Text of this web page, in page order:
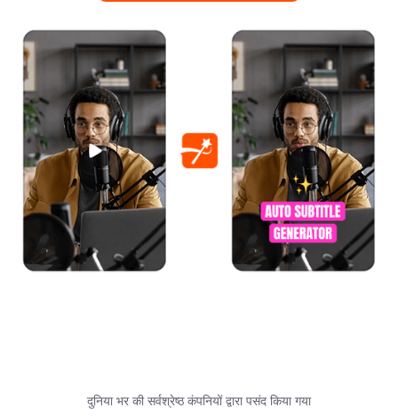
दुनिया भर की सर्वश्रेष्ठ कंपनियों द्वारा पसंद किया गया